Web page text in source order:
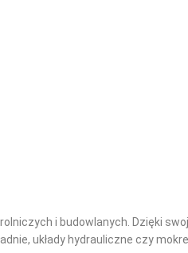
i budowlanych. Dzięki
układy hydrauliczne czy